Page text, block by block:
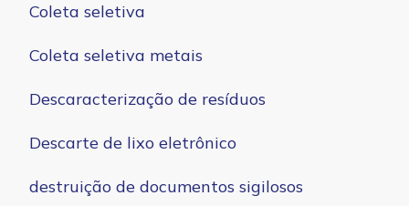
Coleta seletiva
Coleta seletiva metais
Descaracterização de resíduos
Descarte de lixo eletrônico
destruição de documentos sigilosos